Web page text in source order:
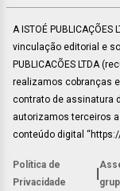
A ISTOÉ
vinculação editorial e
PUBLICACÕES LTDA
realizamos cobranças
contrato de assinatura
autorizamos terceiros
conteúdo digital
Política de
Privacidade